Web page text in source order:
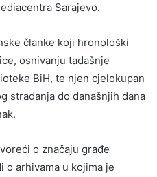
Sarajevo.
članke koji hronološki
osnivanju tadašnje
BiH, te njen cjelokupan
stradanja do današnjih dana
o značaju građe
o arhivama u kojima je